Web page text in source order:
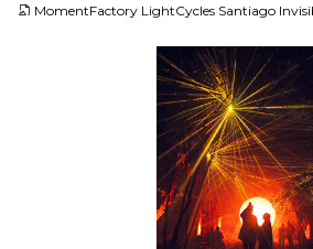
MomentFactory LightCycles Santiago